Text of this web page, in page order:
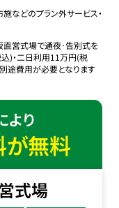
などのプラン外サービス・
営式場で通夜･告別式を
)・二日利用11万円(税
途費用が必要となります
より
無料
式場